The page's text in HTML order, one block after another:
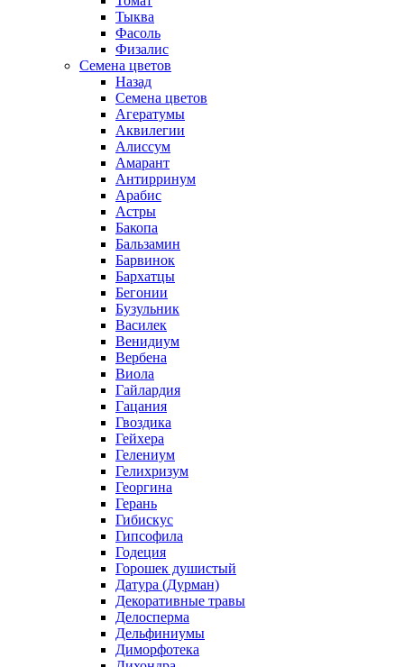
Тыква
Фасоль
Физалис
Семена цветов
Назад
Семена цветов
Агератумы
Аквилегии
Алиссум
Амарант
Антирринум
Арабис
Астры
Бакопа
Бальзамин
Барвинок
Бархатцы
Бегонии
Бузульник
Василек
Венидиум
Вербена
Виола
Гайлардия
Гацания
Гвоздика
Гейхера
Гелениум
Гелихризум
Георгина
Герань
Гибискус
Гипсофила
Годеция
Горошек душистый
Датура (Дурман)
Декоративные травы
Делосперма
Дельфиниумы
Диморфотека